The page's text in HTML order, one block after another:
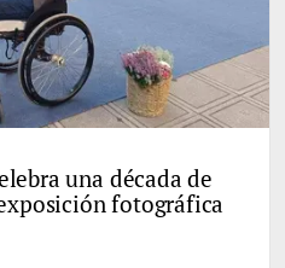
una década de
fotográfica